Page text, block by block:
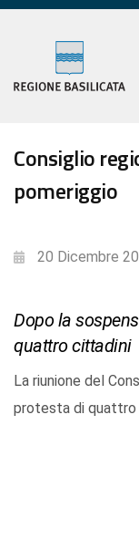
Consiglio
pomeriggio
20 Dicembre
Dopo la
quattro cittadini
La riunione del
protesta di quattro